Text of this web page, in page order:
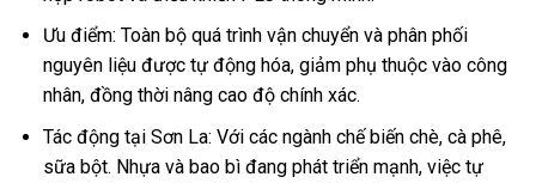
Ưu điểm: Toàn bộ quá trình vận chuyển và phân phối
nguyên liệu được tự động hóa, giảm phụ thuộc vào công
nhân, đồng thời nâng cao độ chính xác.
Tác động tại Sơn La: Với các ngành chế biến chè, cà phê,
sữa bột. Nhựa và bao bì đang phát triển mạnh, việc tự